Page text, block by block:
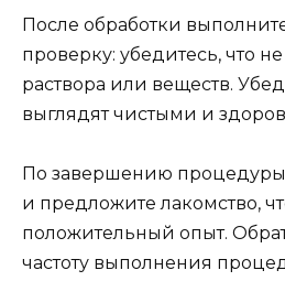
После обработки
проверку: убедитесь, что не
раствора или веществ.
выглядят чистыми и
По завершению процедуры
и предложите лакомство,
положительный опыт.
частоту выполнения